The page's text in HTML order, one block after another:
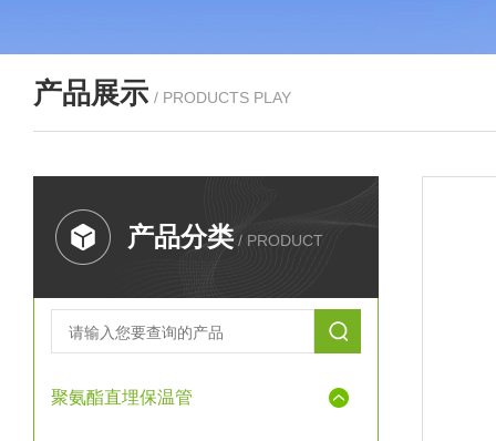
产品展示 / PRODUCTS PLAY
产品分类 / PRODUCT
聚氨酯直埋保温管